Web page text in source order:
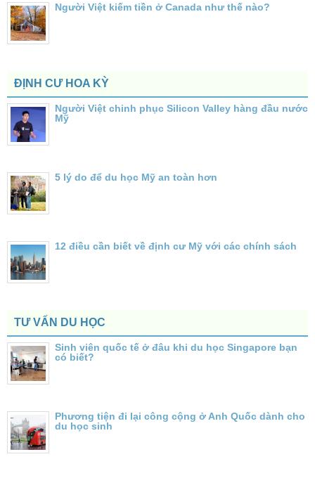
Người Việt kiếm tiền ở Canada như thế nào?
ĐỊNH CƯ HOA KỲ
Người Việt chinh phục Silicon Valley hàng đầu nước
Mỹ
5 lý do để du học Mỹ an toàn hơn
12 điều cần biết về định cư Mỹ với các chính sách
TƯ VẤN DU HỌC
Sinh viên quốc tế ở đâu khi du học Singapore bạn
có biết?
Phương tiện đi lại công cộng ở Anh Quốc dành cho
du học sinh